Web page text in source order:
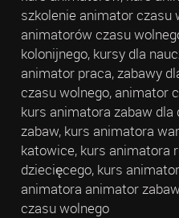
szkolenie animator czasu
animatorów czasu
kolonijnego, kursy dla
animator praca, zabawy
czasu wolnego, animator
kurs animatora zabaw
zabaw, kurs animatora
katowice, kurs animatora
dziecięcego, kurs
animatora animator
czasu wolnego